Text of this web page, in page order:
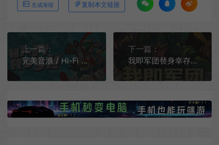
生成海报 复制本文链接
上一篇：
完美音浪 / Hi-Fi RUSH 音乐节拍动作游戏
下一篇：
我即军团替身幸存者 / I Am Legion Stand Survivors 割草动作游戏